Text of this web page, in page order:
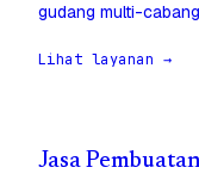
gudang multi-
Lihat layanan →
Jasa